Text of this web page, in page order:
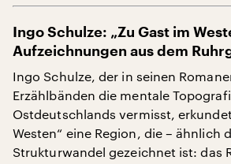
Ingo Schulze: „Zu Gast im
Aufzeichnungen aus dem
Ingo Schulze, der in seinen
Erzählbänden die mentale
Ostdeutschlands vermisst,
Westen“ eine Region, die – ähnlich
Strukturwandel gezeichnet ist: das